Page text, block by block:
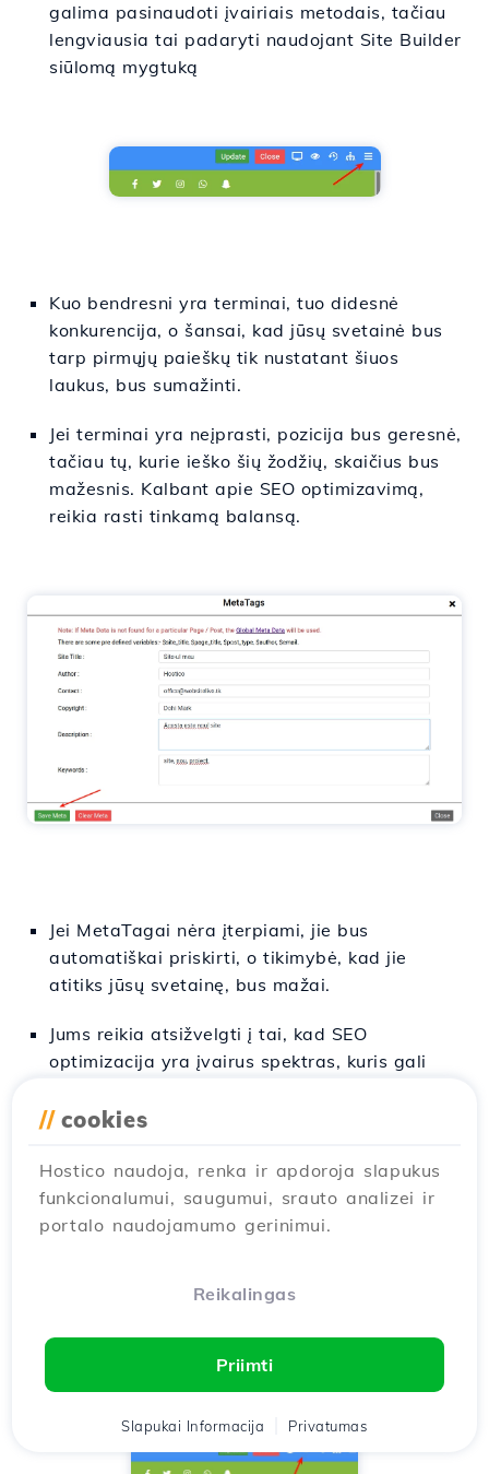
galima pasinaudoti įvairiais metodais, tačiau
lengviausia tai padaryti naudojant Site Builder
siūlomą mygtuką
Kuo bendresni yra terminai, tuo didesnė
konkurencija, o šansai, kad jūsų svetainė bus
tarp pirmųjų paieškų tik nustatant šiuos
laukus, bus sumažinti.
Jei terminai yra neįprasti, pozicija bus geresnė,
tačiau tų, kurie ieško šių žodžių, skaičius bus
mažesnis. Kalbant apie SEO optimizavimą,
reikia rasti tinkamą balansą.
Jei MetaTagai nėra įterpiami, jie bus
automatiškai priskirti, o tikimybė, kad jie
atitiks jūsų svetainę, bus mažai.
Jums reikia atsižvelgti į tai, kad SEO
optimizacija yra įvairus spektras, kuris gali
reikia gilintis į koncepciją, kad būtų pasiekti
mygtuką ir spustelėti
sesijoje pateiktais atnaujinimais.
// cookies
Hostico naudoja, renka ir apdoroja slapukus
funkcionalumui, saugumui, srauto analizei ir
portalo naudojamumo gerinimui.
Reikalingas
Priimti
Slapukai Informacija Privatumas